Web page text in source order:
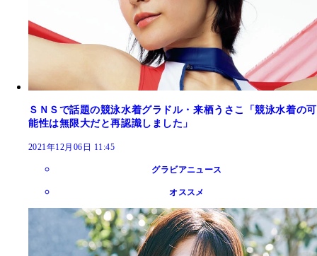
ＳＮＳで話題の競泳水着グラドル・来栖うさこ「競泳水着の可
能性は無限大だと再認識しました」
2021年12月06日 11:45
グラビアニュース
オススメ